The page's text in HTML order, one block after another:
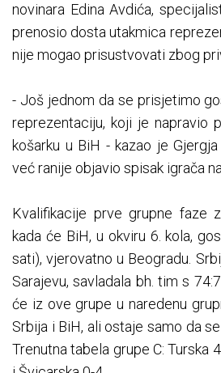
novinara Edina Avdića,
prenosio dosta utakmica
nije mogao prisustvovati zbog
- Još jednom da se prisjetimo
reprezentaciju, koji je napravio
košarku u BiH - kazao je
već ranije objavio spisak igrača
Kvalifikacije prve grupne faze
kada će BiH, u okviru 6. kola,
sati), vjerovatno u Beogradu.
Sarajevu, savladala bh. tim s
će iz ove grupe u naredenu
Srbija i BiH, ali ostaje samo da
Trenutna tabela grupe C: Turska